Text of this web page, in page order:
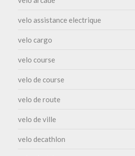
velo assistance electrique
velo cargo
velo course
velo de course
velo de route
velo de ville
velo decathlon